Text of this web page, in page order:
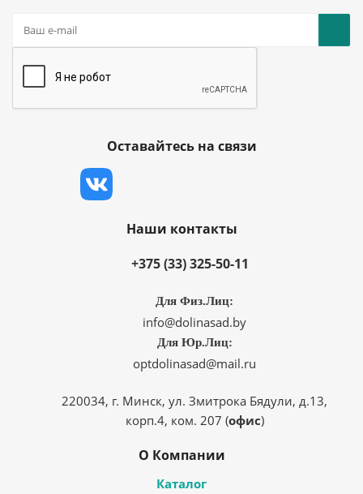
Оставайтесь на связи
Наши контакты
+375 (33) 325-50-11
Для Физ.Лиц:
info@dolinasad.by
Для Юр.Лиц:
optdolinasad@mail.ru
220034, г. Минск, ул. Змитрока Бядули, д.13,
корп.4, ком. 207 (офис)
О Компании
Каталог